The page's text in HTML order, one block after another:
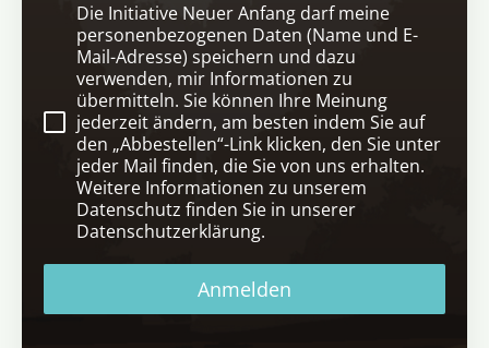
Die Initiative Neuer Anfang darf meine
personenbezogenen Daten (Name und E-
Mail-Adresse) speichern und dazu
verwenden, mir Informationen zu
übermitteln. Sie können Ihre Meinung
jederzeit ändern, am besten indem Sie auf
den „Abbestellen“-Link klicken, den Sie unter
jeder Mail finden, die Sie von uns erhalten.
Weitere Informationen zu unserem
Datenschutz finden Sie in unserer
Datenschutzerklärung.
Anmelden